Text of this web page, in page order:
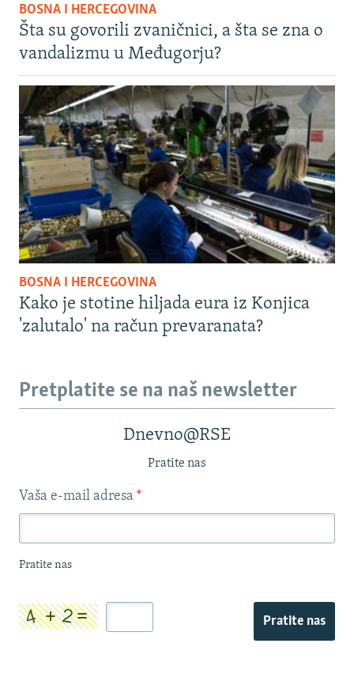
BOSNA I HERCEGOVINA
Šta su govorili zvaničnici, a šta se zna o
vandalizmu u Međugorju?
BOSNA I HERCEGOVINA
Kako je stotine hiljada eura iz Konjica
'zalutalo' na račun prevaranata?
Pretplatite se na naš newsletter
Dnevno@RSE
Pratite nas
Vaša e-mail adresa *
Pratite nas
Pratite nas